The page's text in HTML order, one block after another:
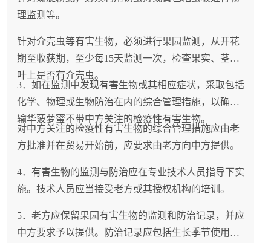
理监测等。
针对介壳虫等有害生物，必须进行果园监测，从开花
期至收获期，至少每15天监测一次，检查果实、茎和
叶上是否有介壳虫。
3．如在监测中发现有害生物或其相应症状，采取包括
化学、物理或生物防治在内的综合管理措施，以确保
输华菠萝蜜不带中方关注的检疫性有害生物。
对中方关注的检疫性有害生物的综合管理措施应由老
方批准并在贸易开始前，应要求由老方向中方提供。
4．有害生物的监测与防治应在专业技术人员指导下实
施。技术人员应当接受老方或其授权机构的培训。
5．老方应保留果园有害生物的监测和防治记录，并应
中方要求予以提供。防治记录应包括生长季节使用的